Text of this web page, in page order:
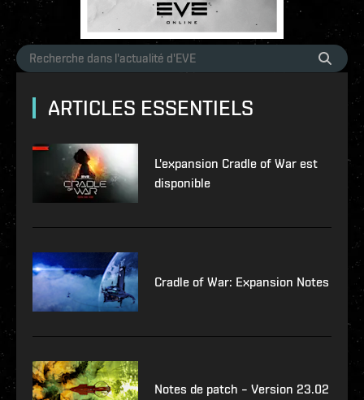
ARTICLES ESSENTIELS
L'expansion Cradle of War est
disponible
Cradle of War: Expansion Notes
Notes de patch – Version 23.02